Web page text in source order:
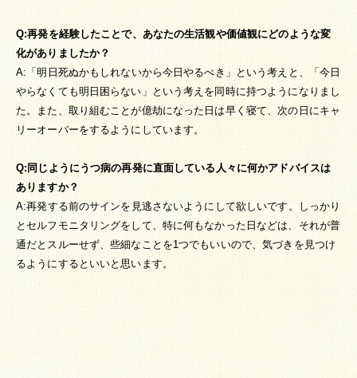
Q:再発を経験したことで、あなたの生活観や価値観にどのような変
化がありましたか？
A:「明日死ぬかもしれないから今日やるべき」という考えと、「今日
やらなくても明日困らない」という考えを同時に持つようになりまし
た。また、取り組むことが億劫になった日は早く寝て、次の日にキャ
リーオーバーをするようにしています。
Q:同じようにうつ病の再発に直面している人々に何かアドバイスは
ありますか？
A:再発する前のサインを見逃さないようにして欲しいです。しっかり
とセルフモニタリングをして、特に何もなかった日などは、それが普
通だとスルーせず、些細なことを1つでもいいので、気づきを見つけ
るようにするといいと思います。